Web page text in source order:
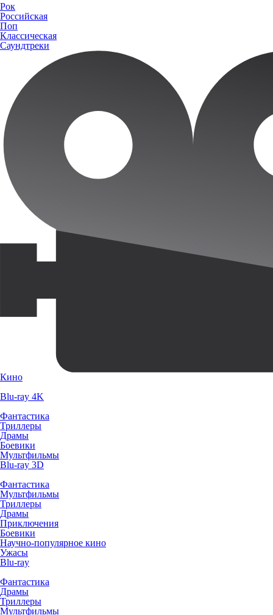
Рок
Российская
Поп
Классическая
Саундтреки
Кино
Blu-ray 4K
Фантастика
Триллеры
Драмы
Боевики
Мультфильмы
Blu-ray 3D
Фантастика
Мультфильмы
Триллеры
Драмы
Приключения
Боевики
Научно-популярное кино
Ужасы
Blu-ray
Фантастика
Драмы
Триллеры
Мультфильмы